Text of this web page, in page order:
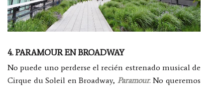
4. PARAMOUR EN BROADWAY
No puede uno perderse el recién estrenado musical de
Cirque du Soleil en Broadway, Paramour. No queremos